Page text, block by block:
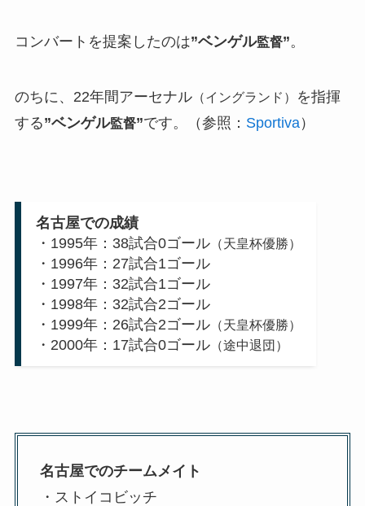
コンバートを提案したのは”ベンゲル監督”。
のちに、22年間アーセナル（イングランド）
を指揮
する”ベンゲル監督”です。（参照： Sportiva）
名古屋での成績
・1995年：38試合0ゴール（天皇杯優勝）
・1996年：27試合1ゴール
・1997年：32試合1ゴール
・1998年：32試合2ゴール
・1999年：26試合2ゴール（天皇杯優勝）
・2000年：17試合0ゴール（途中退団）
名古屋でのチームメイト
・ストイコビッチ